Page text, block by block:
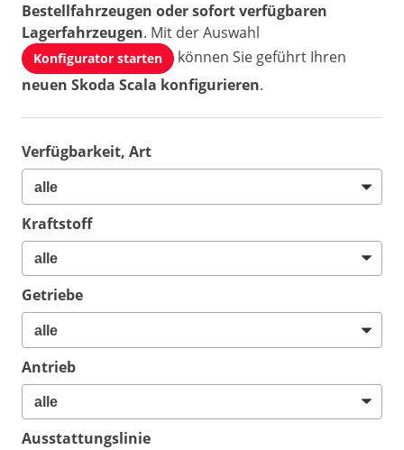
Bestellfahrzeugen oder sofort verfügbaren
Lagerfahrzeugen. Mit der Auswahl
Konfigurator starten
können Sie geführt Ihren
neuen Skoda Scala konfigurieren.
Verfügbarkeit, Art
Kraftstoff
Getriebe
Antrieb
Ausstattungslinie